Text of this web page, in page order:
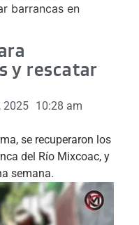
barrancas en
y rescatar
2025 10:28 am
se recuperaron los
del Río Mixcoac, y
semana.